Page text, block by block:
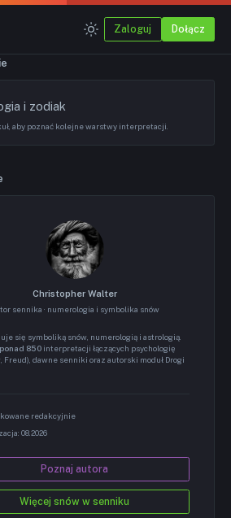
Zaloguj Dołącz
i zodiak
aby poznać kolejne warstwy interpretacji.
Christopher Walter
sennika · numerologia i symbolika snów
się symboliką snów, numerologią i astrologią.
ponad 850 interpretacji łączących psychologię
Freud), dawne senniki oraz autorski moduł Drogi
redakcyjnie
08.2026
Poznaj autora
Więcej snów w senniku